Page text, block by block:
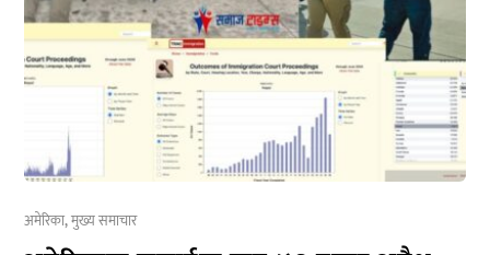
अमेरिका,मुख्य समाचार